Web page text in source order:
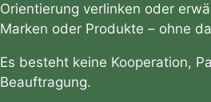
Orientierung verlinken oder
Marken oder Produkte – ohne
Es besteht keine Kooperation,
Beauftragung.